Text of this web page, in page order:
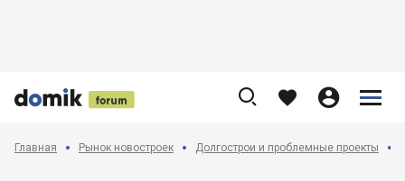


 
    


Главная Рынок новостроек Долгострои и проблемные проекты